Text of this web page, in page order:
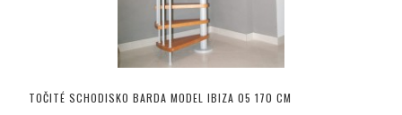
TOČITÉ SCHODISKO BARDA MODEL IBIZA 05 170 CM